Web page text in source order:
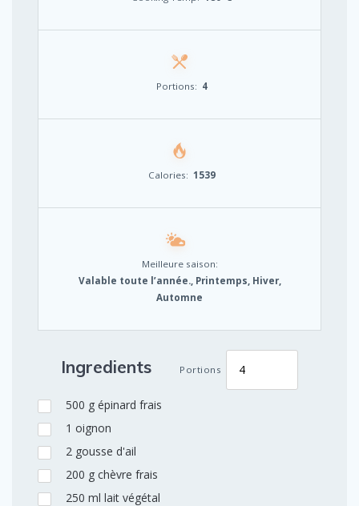
Portions: 4
Calories: 1539
Meilleure saison:
Valable toute l’année., Printemps, Hiver,
Automne
Ingredients Portions
500 g épinard frais
1 oignon
2 gousse d'ail
200 g chèvre frais
250 ml lait végétal